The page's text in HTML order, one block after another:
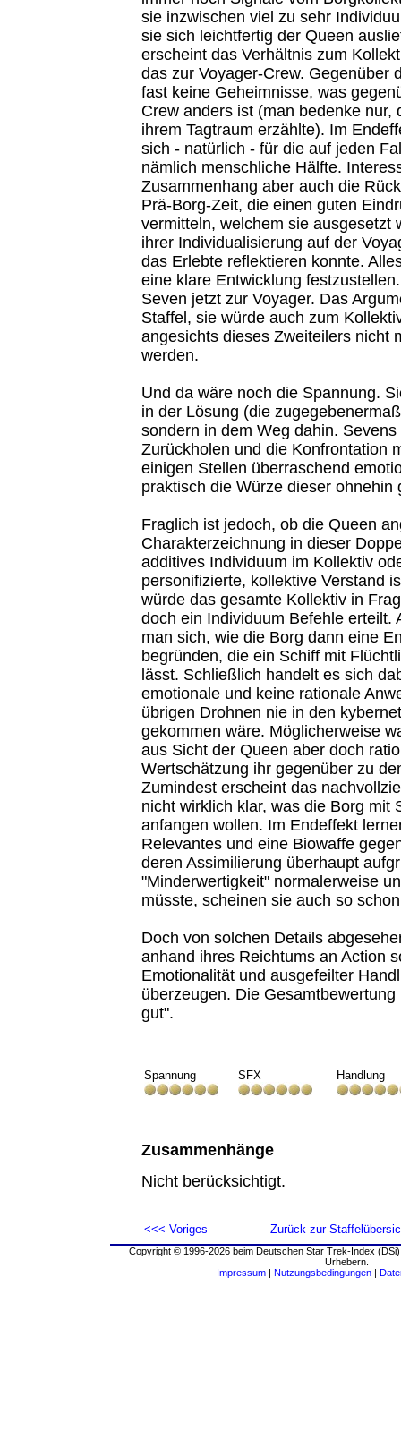
sie inzwischen viel zu sehr
sie sich leichtfertig der Queen
erscheint das Verhältnis zum
das zur Voyager-Crew. Gegenüber
fast keine Geheimnisse, was
Crew anders ist (man bedenke nur,
ihrem Tagtraum erzählte). Im
sich - natürlich - für die auf jeden
nämlich menschliche Hälfte.
Zusammenhang aber auch die
Prä-Borg-Zeit, die einen guten
vermitteln, welchem sie ausgesetzt
ihrer Individualisierung auf der
das Erlebte reflektieren konnte.
eine klare Entwicklung
Seven jetzt zur Voyager. Das
Staffel, sie würde auch zum
angesichts dieses Zweiteilers nicht
werden.
Und da wäre noch die Spannung.
in der Lösung (die
sondern in dem Weg dahin.
Zurückholen und die Konfrontation
einigen Stellen überraschend
praktisch die Würze dieser ohnehin
Fraglich ist jedoch, ob die Queen
Charakterzeichnung in dieser
additives Individuum im Kollektiv
personifizierte, kollektive Verstand
würde das gesamte Kollektiv in
doch ein Individuum Befehle erteilt.
man sich, wie die Borg dann eine
begründen, die ein Schiff mit
lässt. Schließlich handelt es sich
emotionale und keine rationale
übrigen Drohnen nie in den
gekommen wäre. Möglicherweise
aus Sicht der Queen aber doch
Wertschätzung ihr gegenüber zu
Zumindest erscheint das
nicht wirklich klar, was die Borg mit
anfangen wollen. Im Endeffekt
Relevantes und eine Biowaffe
deren Assimilierung überhaupt
"Minderwertigkeit" normalerweise
müsste, scheinen sie auch so
Doch von solchen Details
anhand ihres Reichtums an Action
Emotionalität und ausgefeilter
überzeugen. Die
gut".
Spannung SFX Handlung
Zusammenhänge
Nicht berücksichtigt.
<<< Voriges Zurück zur
Copyright © 1996-2026 beim Deutschen Star Trek-Index
Urhebern.
Impressum | Nutzungsbedingungen |